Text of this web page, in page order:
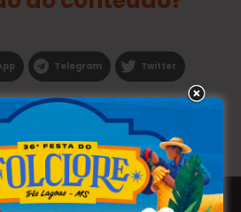
Telegram Twitter